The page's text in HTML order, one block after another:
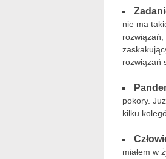
nie ma
rozwiązań
pokory.
kilku
miałem w